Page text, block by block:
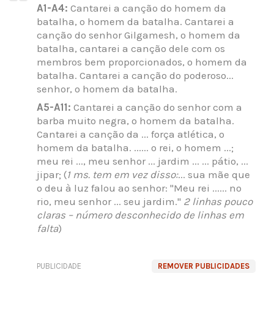
A1-A4: Cantarei a canção do homem da
batalha, o homem da batalha. Cantarei a
canção do senhor Gilgamesh, o homem da
batalha, cantarei a canção dele com os
membros bem proporcionados, o homem da
batalha. Cantarei a canção do poderoso...
senhor, o homem da batalha.
A5-A11: Cantarei a canção do senhor com a
barba muito negra, o homem da batalha.
Cantarei a canção da ... força atlética, o
homem da batalha. ...... o rei, o homem ...;
meu rei ..., meu senhor ... jardim ... ... pátio, ...
jipar; (1 ms. tem em vez disso:... sua mãe que
o deu à luz falou ao senhor: "Meu rei ...... no
rio, meu senhor ... seu jardim." 2 linhas pouco
claras – número desconhecido de linhas em
falta)
REMOVER PUBLICIDADES
PUBLICIDADE